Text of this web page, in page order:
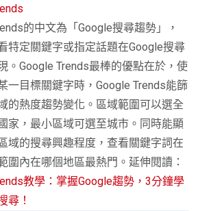
的中文為「Google搜尋趨勢」，
特定關鍵字或指定話題在Google搜尋
。Google Trends最棒的優點在於，使
一目標關鍵字時，Google Trends能篩
的熱度趨勢變化。區域範圍可以選全
家，最小區域可選至城市。同時能顯
域的搜尋興趣程度，查看關鍵字詞在
圍內在哪個地區最熱門。延伸閱讀：
教學：掌握Google趨勢，3分鐘學
尋！